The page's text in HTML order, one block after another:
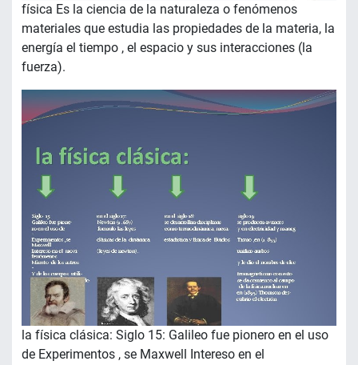
física Es la ciencia de la naturaleza o fenómenos
materiales que estudia las propiedades de la materia, la
energía el tiempo , el espacio y sus interacciones (la
fuerza).
la física clásica: Siglo 15: Galileo fue pionero en el uso
de Experimentos , se Maxwell Intereso en el